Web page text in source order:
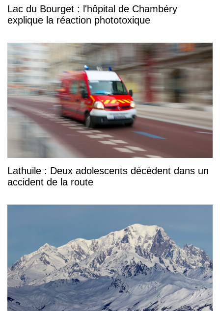
Lac du Bourget : l'hôpital de Chambéry
explique la réaction phototoxique
Lathuile : Deux adolescents décèdent dans un
accident de la route